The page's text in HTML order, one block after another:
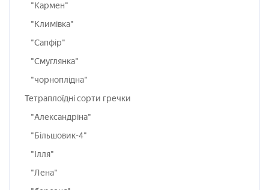
"Кармен"
"Климівка"
"Сапфір"
"Смуглянка"
"чорноплідна"
Тетраплоїдні сорти гречки
"Александріна"
"Більшовик-4"
"Ілля"
"Лена"